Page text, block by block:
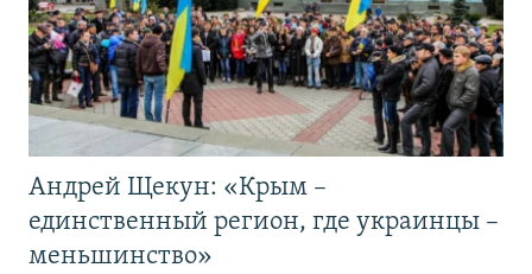
Андрей Щекун: «Крым –
единственный регион, где украинцы –
меньшинство»